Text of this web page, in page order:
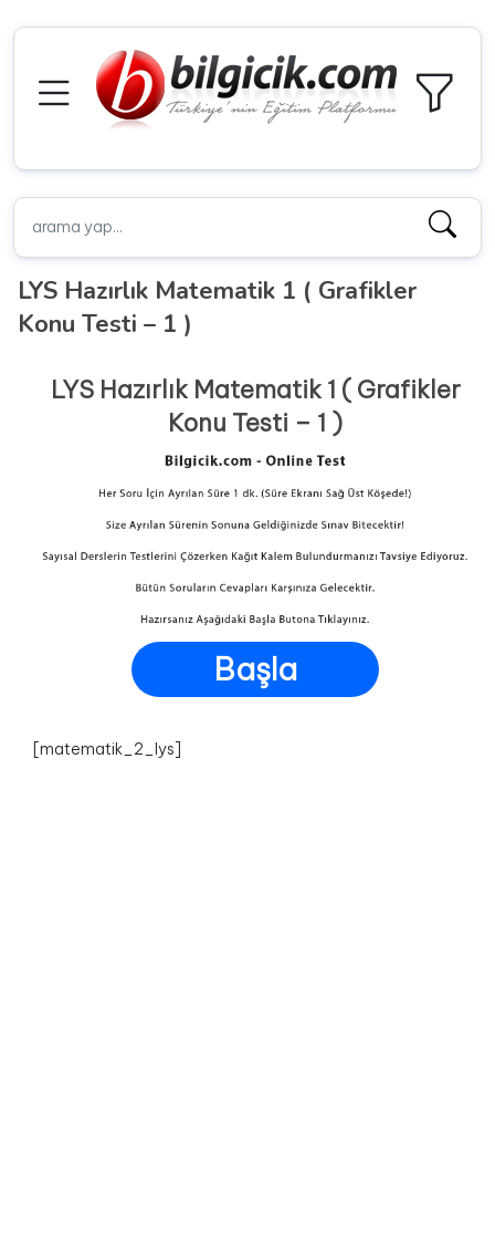
LYS Hazırlık Matematik 1 ( Grafikler
Konu Testi – 1 )
LYS Hazırlık Matematik 1 ( Grafikler
Konu Testi – 1 )
Başla
[matematik_2_lys]